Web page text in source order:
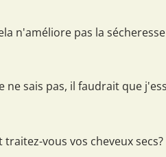
n'améliore pas la
ne sais pas, il faudrait que
traitez-vous vos cheveux secs?